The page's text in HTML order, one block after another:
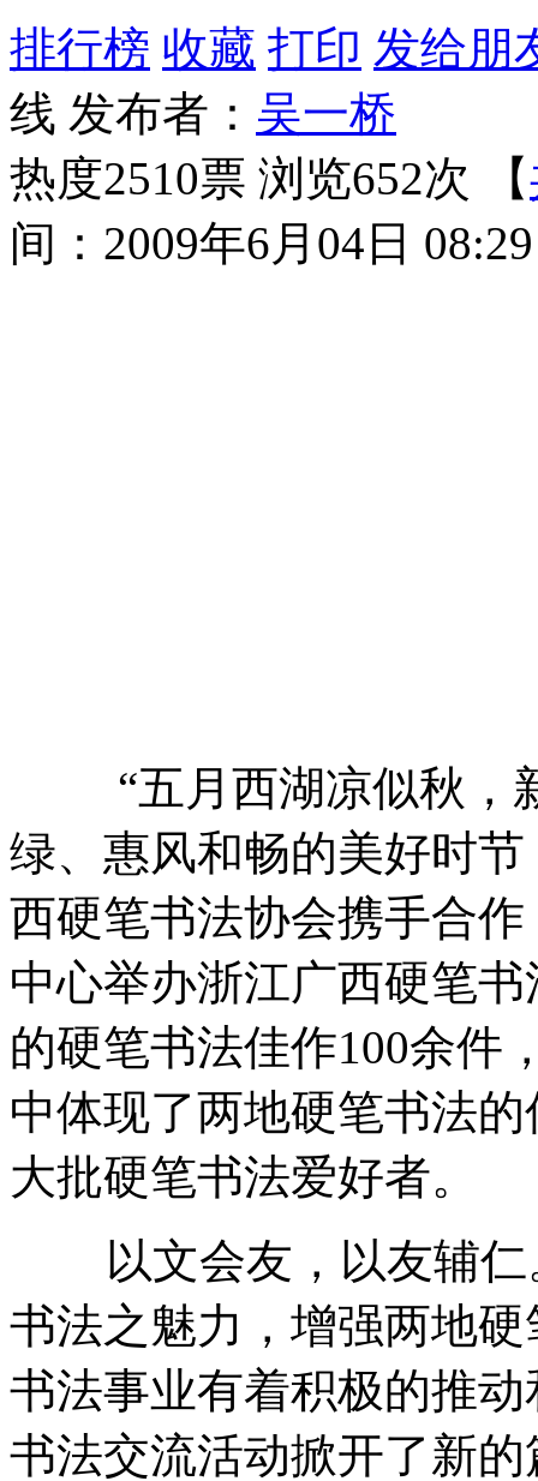
排行榜 收藏 打印 发给朋
线 发布者： 吴一桥
热度2510票 浏览652次 【
间：2009年6月04日 08:29
“五月西湖凉似秋，新
绿、惠风和畅的美好时
西硬笔书法协会携手合
中心举办浙江广西硬笔
的硬笔书法佳作100余件
中体现了两地硬笔书法
大批硬笔书法爱好者。
以文会友，以友辅仁
书法之魅力，增强两地
书法事业有着积极的推
书法交流活动掀开了新